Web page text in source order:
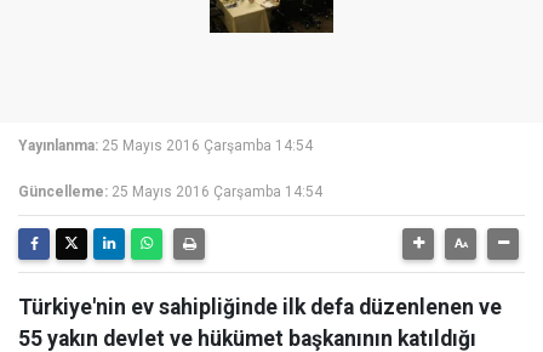
Yayınlanma: 25 Mayıs 2016 Çarşamba 14:54
Güncelleme: 25 Mayıs 2016 Çarşamba 14:54
Türkiye'nin ev sahipliğinde ilk defa düzenlenen ve
55 yakın devlet ve hükümet başkanının katıldığı